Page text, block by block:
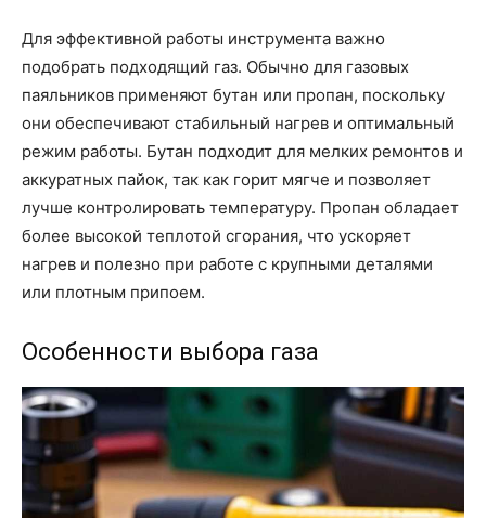
Для эффективной работы инструмента важно
подобрать подходящий газ. Обычно для газовых
паяльников применяют бутан или пропан, поскольку
они обеспечивают стабильный нагрев и оптимальный
режим работы. Бутан подходит для мелких ремонтов и
аккуратных пайок, так как горит мягче и позволяет
лучше контролировать температуру. Пропан обладает
более высокой теплотой сгорания, что ускоряет
нагрев и полезно при работе с крупными деталями
или плотным припоем.
Особенности выбора газа